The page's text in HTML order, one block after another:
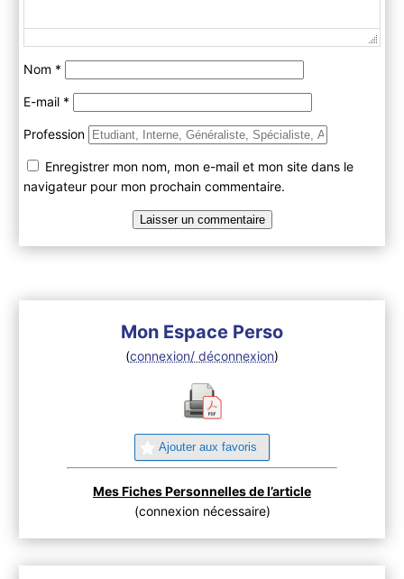
Nom *
E-mail *
Profession
Enregistrer mon nom, mon e-mail et mon site dans le
navigateur pour mon prochain commentaire.
Mon Espace Perso
(connexion/ déconnexion)
Ajouter aux favoris
Mes Fiches Personnelles de l’article
(connexion nécessaire)